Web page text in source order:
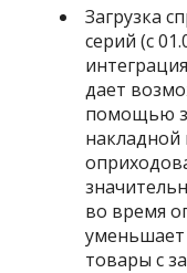
Загрузка
серий (с
дает
помощью
накладной
во время
уменьшает
товары с